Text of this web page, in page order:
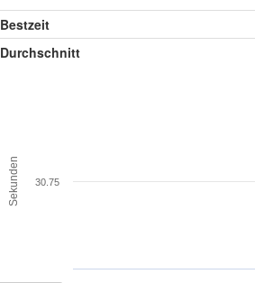
Bestzeit
Durchschnitt
Sekunden 30.75